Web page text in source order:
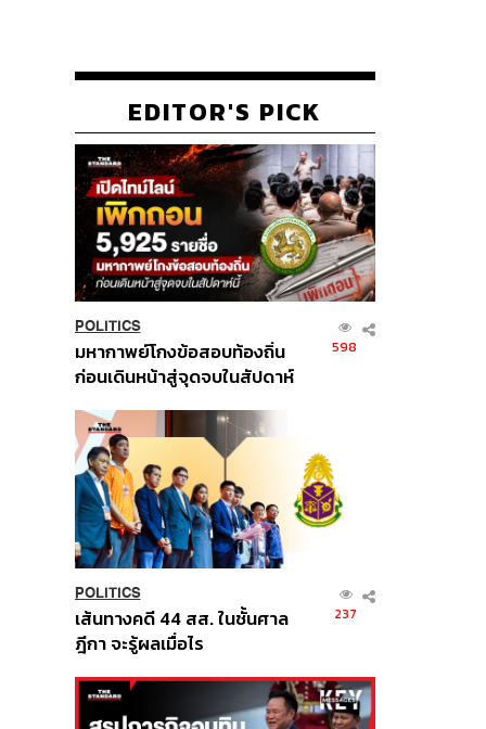
EDITOR'S PICK
POLITICS
มหากาพย์โกงข้อสอบท้องถิ่น
ก่อนเดินหน้าสู่จุดจบในสัปดาห์
598
POLITICS
เส้นทางคดี 44 สส. ในชั้นศาล
ฎีกา จะรู้ผลเมื่อไร
237